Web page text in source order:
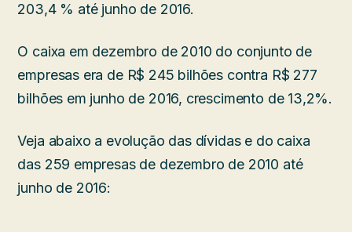
203,4 % até junho de 2016.
O caixa em dezembro de 2010 do conjunto de
empresas era de R$ 245 bilhões contra R$ 277
bilhões em junho de 2016, crescimento de 13,2%.
Veja abaixo a evolução das dívidas e do caixa
das 259 empresas de dezembro de 2010 até
junho de 2016: